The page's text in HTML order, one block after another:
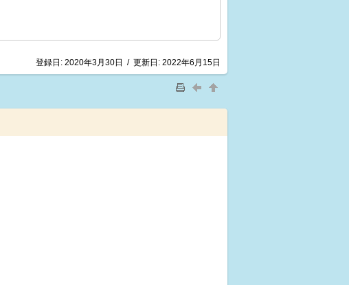
登録日: 2020年3月30日 / 更新日: 2022年6月15日